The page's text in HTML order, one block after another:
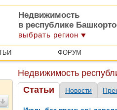
Недвижимость
в республике
выбрать регион
ФОРУМ
Недвижимость
Статьи
Новости